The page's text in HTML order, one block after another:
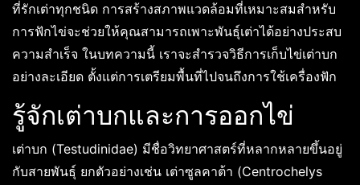
ที่รักเต่าทุกชนิด การสร้างสภาพแวดล้อมที่เหมาะสมสำหรับ
การฟักไข่จะช่วยให้คุณสามารถเพาะพันธุ์เต่าได้อย่างประสบ
ความสำเร็จ ในบทความนี้ เราจะสำรวจวิธีการเก็บไข่เต่าบก
อย่างละเอียด ตั้งแต่การเตรียมพื้นที่ไปจนถึงการใช้เครื่องฟัก
รู้จักเต่าบกและการออกไข่
เต่าบก (Testudinidae) มีชื่อวิทยาศาสตร์ที่หลากหลายขึ้นอยู่
กับสายพันธุ์ ยกตัวอย่างเช่น เต่าซูลคาต้า (Centrochelys